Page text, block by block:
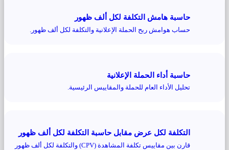
حاسبة هامش التكلفة لكل ألف ظهور
حساب هوامش ربح الحملة الإعلانية والتكلفة لكل ألف ظهور.
حاسبة أداء الحملة الإعلانية
تحليل الأداء العام للحملة والمقاييس الرئيسية.
التكلفة لكل عرض مقابل حاسبة التكلفة لكل ألف ظهور
قارن بين مقاييس تكلفة المشاهدة (CPV) والتكلفة لكل ألف ظهور